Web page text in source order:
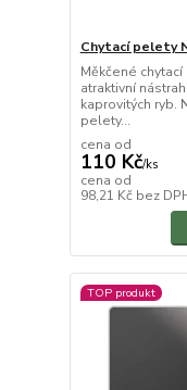
Chytací pelety
Měkčené
atraktivní
kaprovitých ryb.
pelety...
cena od
110 Kč/ks
cena od
98,21 Kč bez
TOP produkt